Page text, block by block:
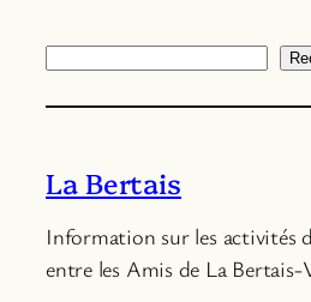
La Bertais
Information sur les activités
entre les Amis de La Bertais-